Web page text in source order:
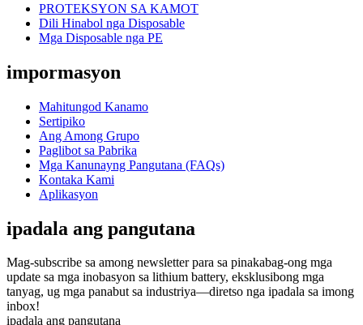
PROTEKSYON SA KAMOT
Dili Hinabol nga Disposable
Mga Disposable nga PE
impormasyon
Mahitungod Kanamo
Sertipiko
Ang Among Grupo
Paglibot sa Pabrika
Mga Kanunayng Pangutana (FAQs)
Kontaka Kami
Aplikasyon
ipadala ang pangutana
Mag-subscribe sa among newsletter para sa pinakabag-ong mga
update sa mga inobasyon sa lithium battery, eksklusibong mga
tanyag, ug mga panabut sa industriya—diretso nga ipadala sa imong
inbox!
ipadala ang pangutana